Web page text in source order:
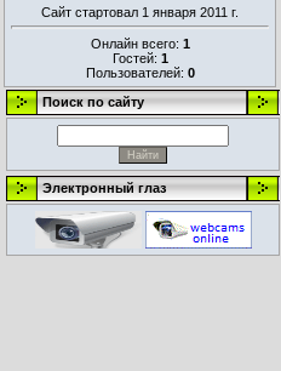
Сайт стартовал 1 января 2011 г.
Онлайн всего: 1
Гостей: 1
Пользователей: 0
Поиск по сайту
Электронный глаз